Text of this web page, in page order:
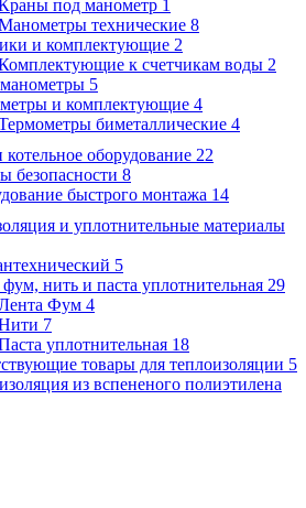
Краны под манометр 1
технические 8
и комплектующие 2
к счетчикам воды 2
5
и комплектующие 4
биметаллические 4
оборудование 22
безопасности 8
быстрого монтажа 14
и уплотнительные материалы
5
нить и паста уплотнительная 29
Фум 4
7
уплотнительная 18
товары для теплоизоляции 5
из вспененого полиэтилена